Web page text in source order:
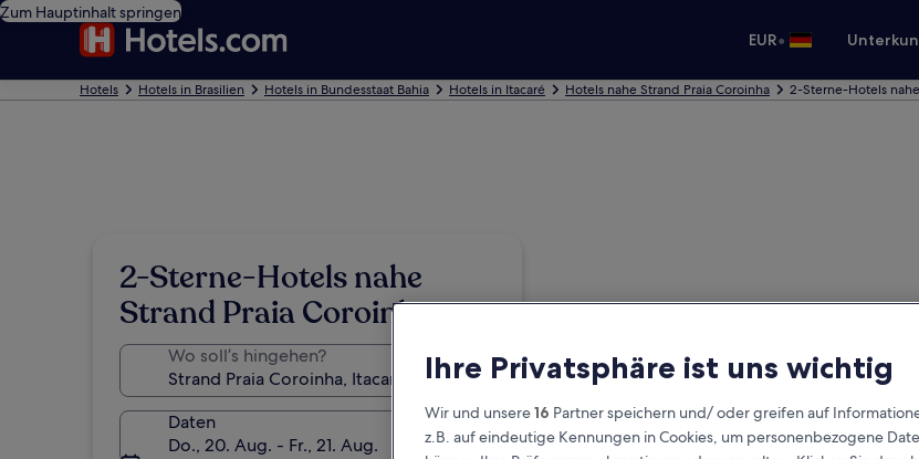
Zum Hauptinhalt springen
EUR•
Hotels Hotels in Brasilien Hotels in Bundesstaat Bahia Hotels in Itacaré Hotels nahe Strand Praia Coroinha 2-Sterne-Hotels
2-Sterne-Hotels nahe
Strand Praia Coroinha
Wo soll’s hingehen?
Daten
Do., 20. Aug. - Fr., 21. Aug.
Ihre Privatsphäre ist uns wichtig
Wir und unsere16 Partner speichern und/ oder greifen auf
z.B. auf eindeutige Kennungen in Cookies, um personenbezogene